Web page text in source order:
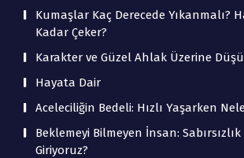
Kumaşlar Kaç Derecede Yıkanmalı?
Kadar Çeker?
Karakter ve Güzel Ahlak Üzerine
Hayata Dair
Aceleciliğin Bedeli: Hızlı Yaşarken
Beklemeyi Bilmeyen İnsan: Sabırsızlık
Giriyoruz?